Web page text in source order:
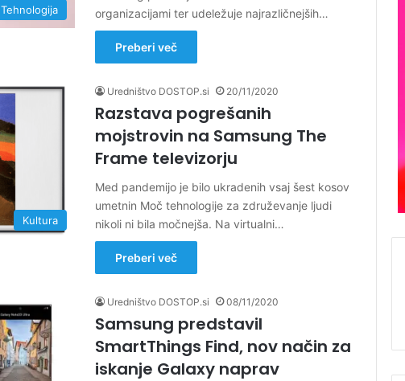
Tehnologija
organizacijami ter udeležuje najrazličnejših…
Preberi več
Kultura
Uredništvo DOSTOP.si 20/11/2020
Razstava pogrešanih
mojstrovin na Samsung The
Frame televizorju
Med pandemijo je bilo ukradenih vsaj šest kosov
umetnin Moč tehnologije za združevanje ljudi
nikoli ni bila močnejša. Na virtualni…
Preberi več
Uredništvo DOSTOP.si 08/11/2020
Samsung predstavil
SmartThings Find, nov način za
iskanje Galaxy naprav